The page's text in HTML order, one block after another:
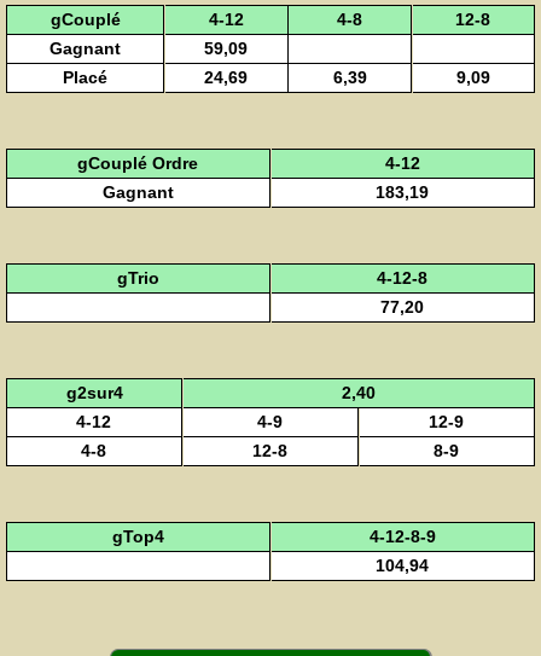
gCouplé 4-12 4-8
12-8
Gagnant
59,09
Placé
24,69 6,39 9,09
gCouplé Ordre
4-12
Gagnant
183,19
gTrio
4-12-8
77,20
g2sur4
2,40
4-12
4-9
12-9
4-8
12-8 8-9
gTop4
4-12-8-9
104,94